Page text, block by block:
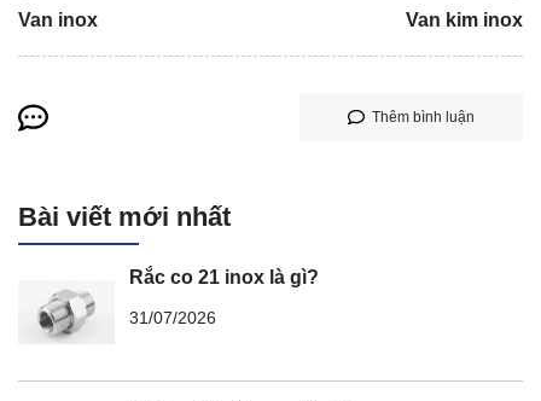
Van inox Van kim inox
Thêm bình luận
Bài viết mới nhất
Rắc co 21 inox là gì?
31/07/2026